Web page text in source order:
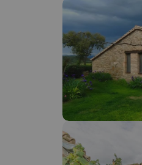
Ops, non
Sembra